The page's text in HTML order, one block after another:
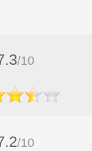
/10
/10